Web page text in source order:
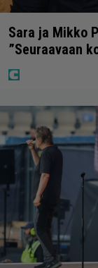
Sara ja Mikko
”Seuraavaan